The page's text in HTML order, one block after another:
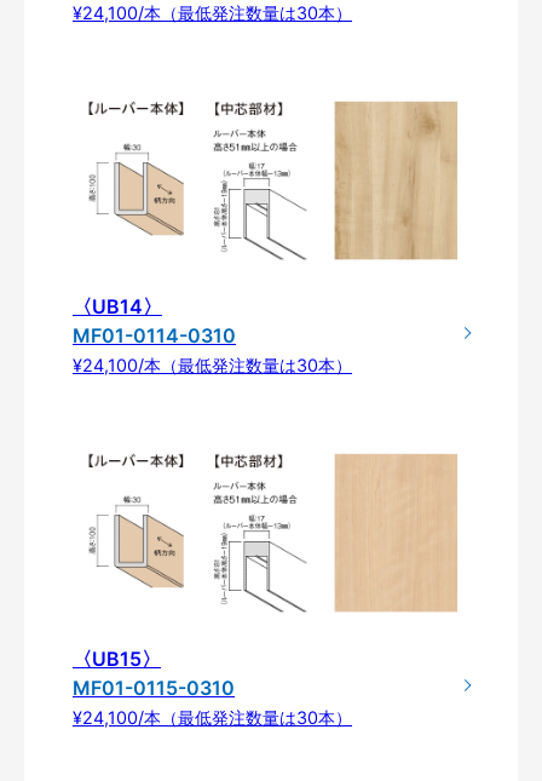
¥24,100/本（最低発注数量は30本）
〈UB14〉
MF01-0114-0310
¥24,100/本（最低発注数量は30本）
〈UB15〉
MF01-0115-0310
¥24,100/本（最低発注数量は30本）